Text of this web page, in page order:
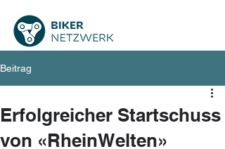
Beitrag
Erfolgreicher Startschuss
von «RheinWelten»